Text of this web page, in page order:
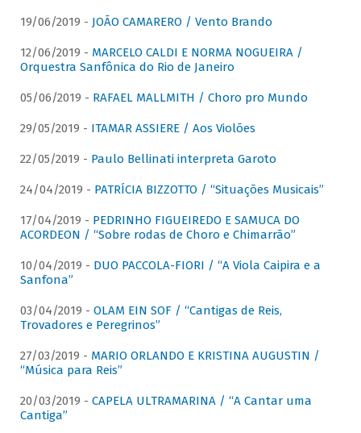
19/06/2019 - JOÃO CAMARERO / Vento Brando
12/06/2019 - MARCELO CALDI E NORMA NOGUEIRA /
Orquestra Sanfônica do Rio de Janeiro
05/06/2019 - RAFAEL MALLMITH / Choro pro Mundo
29/05/2019 - ITAMAR ASSIERE / Aos Violões
22/05/2019 - Paulo Bellinati interpreta Garoto
24/04/2019 - PATRÍCIA BIZZOTTO / “Situações Musicais”
17/04/2019 - PEDRINHO FIGUEIREDO E SAMUCA DO
ACORDEON / “Sobre rodas de Choro e Chimarrão”
10/04/2019 - DUO PACCOLA-FIORI / “A Viola Caipira e a
Sanfona”
03/04/2019 - OLAM EIN SOF / “Cantigas de Reis,
Trovadores e Peregrinos”
27/03/2019 - MARIO ORLANDO E KRISTINA AUGUSTIN /
“Música para Reis”
20/03/2019 - CAPELA ULTRAMARINA / “A Cantar uma
Cantiga”